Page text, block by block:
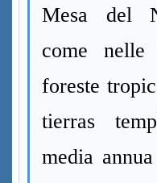
Mesa del
come
foreste
tierras
media